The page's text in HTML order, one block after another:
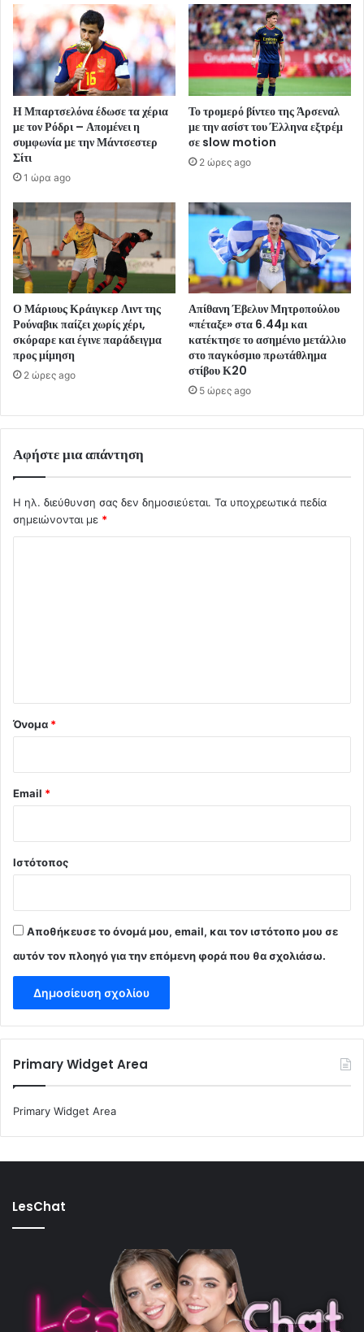
Η Μπαρτσελόνα έδωσε τα χέρια
με τον Ρόδρι – Απομένει η
συμφωνία με την Μάντσεστερ
Σίτι
1 ώρα ago
Το τρομερό βίντεο της Άρσεναλ
με την ασίστ του Έλληνα εξτρέμ
σε slow motion
2 ώρες ago
Ο Μάριους Κράιγκερ Λιντ της
Ρούναβικ παίζει χωρίς χέρι,
σκόραρε και έγινε παράδειγμα
προς μίμηση
2 ώρες ago
Απίθανη Έβελυν Μητροπούλου
«πέταξε» στα 6.44μ και
κατέκτησε το ασημένιο μετάλλιο
στο παγκόσμιο πρωτάθλημα
στίβου Κ20
5 ώρες ago
Αφήστε μια απάντηση
Η ηλ. διεύθυνση σας δεν δημοσιεύεται. Τα υποχρεωτικά πεδία
σημειώνονται με *
Όνομα *
Email *
Ιστότοπος
Αποθήκευσε το όνομά μου, email, και τον ιστότοπο μου σε
αυτόν τον πλοηγό για την επόμενη φορά που θα σχολιάσω.
Primary Widget Area
Primary Widget Area
LesChat